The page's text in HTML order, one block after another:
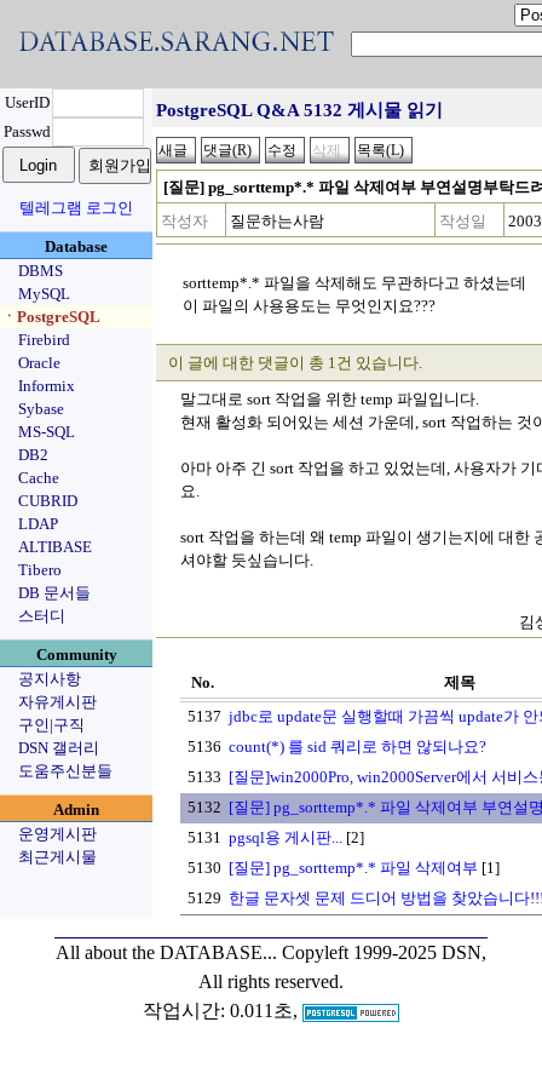
UserID
Passwd
텔레그램 로그인
Database
DBMS
MySQL
ㆍPostgreSQL
Firebird
Oracle
Informix
Sybase
MS-SQL
DB2
Cache
CUBRID
LDAP
ALTIBASE
Tibero
DB 문서들
스터디
Community
공지사항
자유게시판
구인|구직
DSN 갤러리
도움주신분들
Admin
운영게시판
최근게시물
PostgreSQL Q&A 5132 게시물 읽기
[질문] pg_sorttemp*.* 파일 삭제여부 부연설명부탁드
작성자
질문하는사람 작성일
sorttemp*.* 파일을 삭제해도 무관하다고 하셨는데
이 파일의 사용용도는 무엇인지요???
이 글에 대한 댓글이 총 1건 있습니다.
말그대로 sort 작업을 위한 temp 파일입니다.
현재 활성화 되어있는 세션 가운데, sort 작업하는 것
아마 아주 긴 sort 작업을 하고 있었는데, 사용자가
요.
sort 작업을 하는데 왜 temp 파일이 생기는지에 대
셔야할 듯싶습니다.
김
No.
제목
5137 jdbc로 update문 실행할때 가끔씩 update가 안
5136 count(*) 를 sid 쿼리로 하면 않되나요?
5133 [질문]win2000Pro, win2000Server에서 서비스
5132 [질문] pg_sorttemp*.* 파일 삭제여부 부연설
5131 pgsql용 게시판... [2]
5130 [질문] pg_sorttemp*.* 파일 삭제여부 [1]
5129 한글 문자셋 문제 드디어 방법을 찾았습니다
All about the DATABASE... Copyleft 1999-2025 DSN,
All rights reserved.
작업시간: 0.011초,